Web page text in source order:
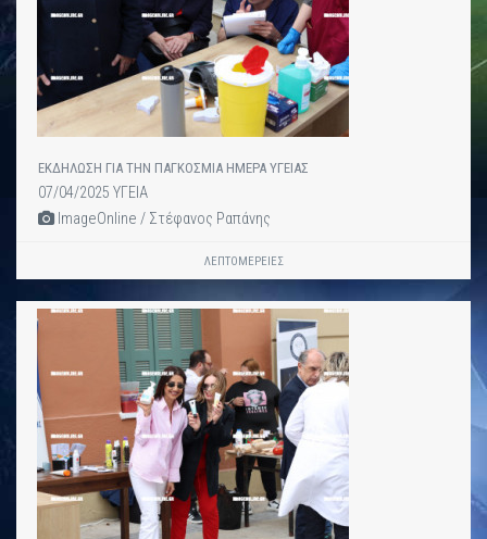
ΕΚΔΗΛΩΣΗ ΓΙΑ ΤΗΝ ΠΑΓΚΟΣΜΙΑ ΗΜΕΡΑ ΥΓΕΙΑΣ
07/04/2025 ΥΓΕΙΑ
ImageOnline / Στέφανος Ραπάνης
ΛΕΠΤΟΜΈΡΕΙΕΣ